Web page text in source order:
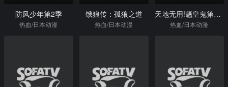
防风少年第2季
热血/日本动漫
饿狼传：孤狼之道
热血/日本动漫
天地无用!魉皇鬼第4期
热血/日本动漫